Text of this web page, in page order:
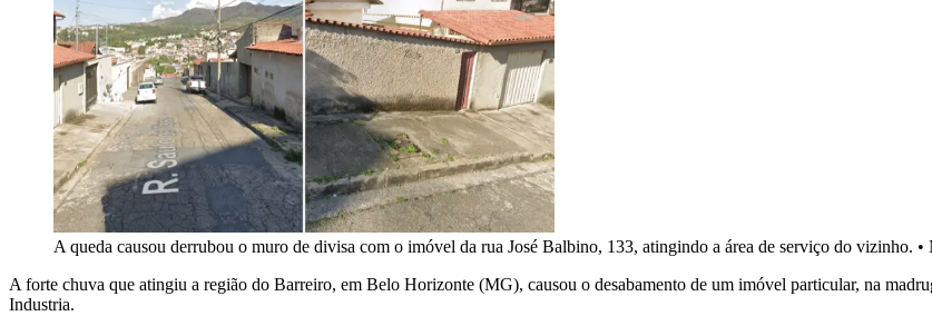
A queda causou derrubou o muro de divisa com o imóvel da rua José Balbino, 133, atingindo a área de serviço do vizinho. •
A forte chuva que atingiu a região do Barreiro, em Belo Horizonte (MG), causou o desabamento de um imóvel particular, na
Industria.